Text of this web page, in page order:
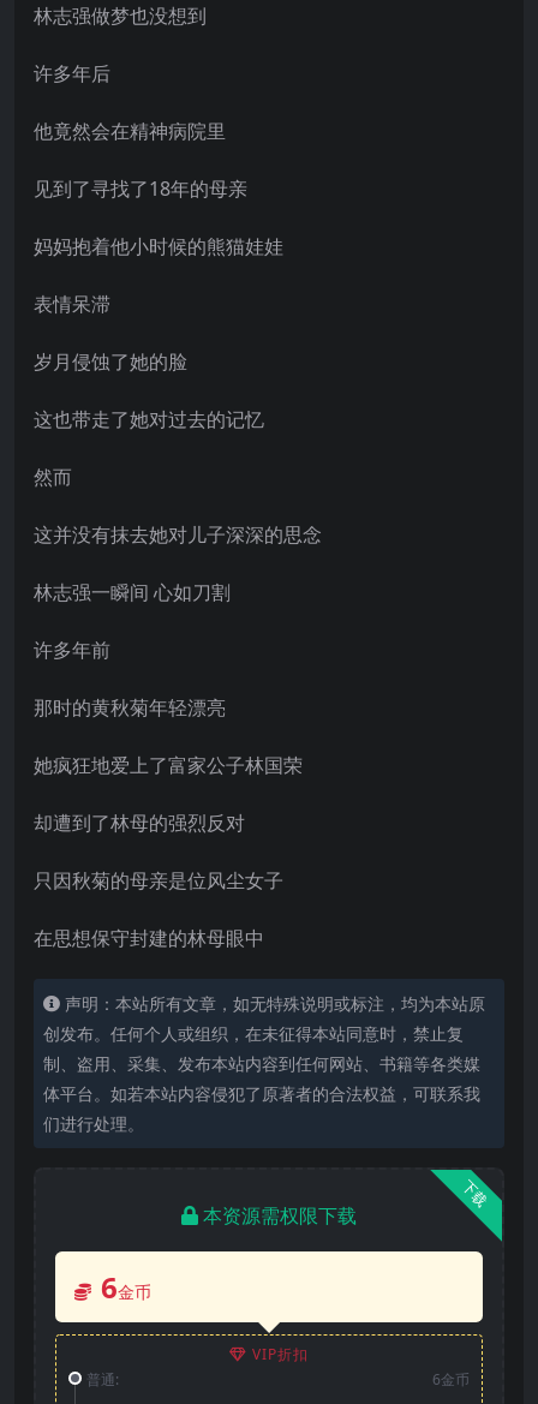
林志强做梦也没想到
许多年后
他竟然会在精神病院里
见到了寻找了18年的母亲
妈妈抱着他小时候的熊猫娃娃
表情呆滞
岁月侵蚀了她的脸
这也带走了她对过去的记忆
然而
这并没有抹去她对儿子深深的思念
林志强一瞬间 心如刀割
许多年前
那时的黄秋菊年轻漂亮
她疯狂地爱上了富家公子林国荣
却遭到了林母的强烈反对
只因秋菊的母亲是位风尘女子
在思想保守封建的林母眼中
声明：本站所有文章，如无特殊说明或标注，均为本站原
创发布。任何个人或组织，在未征得本站同意时，禁止复
制、盗用、采集、发布本站内容到任何网站、书籍等各类媒
体平台。如若本站内容侵犯了原著者的合法权益，可联系我
们进行处理。
下载
本资源需权限下载
6金币
VIP折扣
普通:
6金币